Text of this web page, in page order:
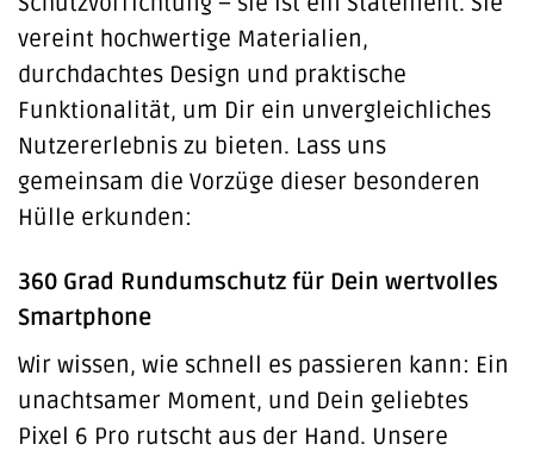
vereint hochwertige Materialien,
durchdachtes Design und praktische
Funktionalität, um Dir ein unvergleichliches
Nutzererlebnis zu bieten. Lass uns
gemeinsam die Vorzüge dieser besonderen
Hülle erkunden:
360 Grad Rundumschutz für Dein wertvolles
Smartphone
Wir wissen, wie schnell es passieren kann: Ein
unachtsamer Moment, und Dein geliebtes
Pixel 6 Pro rutscht aus der Hand. Unsere